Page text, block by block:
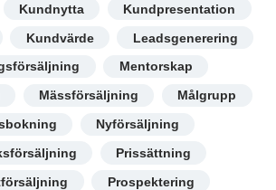
Kundnytta
Kundpresentation
Kundvärde
Leadsgenerering
Mentorskap
Mässförsäljning
Målgrupp
Nyförsäljning
Prissättning
Prospektering